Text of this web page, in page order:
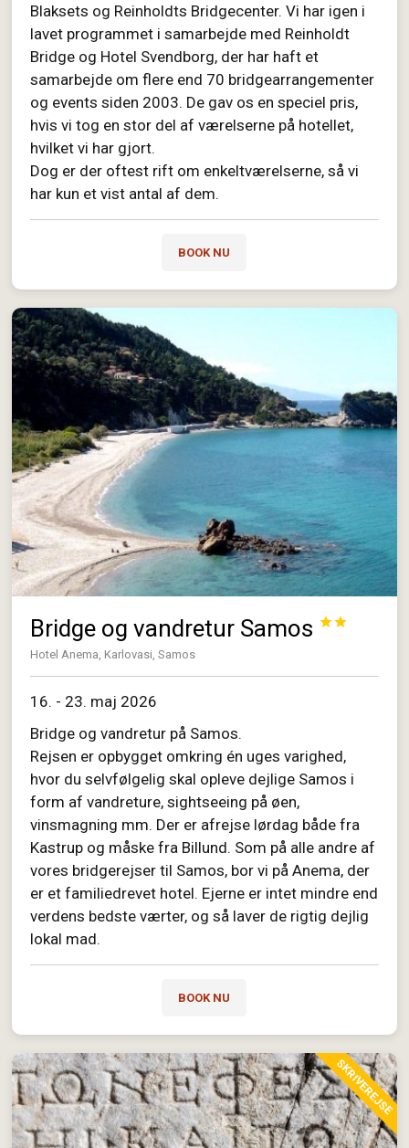
Blaksets og Reinholdts Bridgecenter. Vi har igen i
lavet programmet i samarbejde med Reinholdt
Bridge og Hotel Svendborg, der har haft et
samarbejde om flere end 70 bridgearrangementer
og events siden 2003. De gav os en speciel pris,
hvis vi tog en stor del af værelserne på hotellet,
hvilket vi har gjort.
Dog er der oftest rift om enkeltværelserne, så vi
har kun et vist antal af dem.
BOOK NU
Bridge og vandretur Samos 

Hotel Anema, Karlovasi, Samos
16. - 23. maj 2026
Bridge og vandretur på Samos.
Rejsen er opbygget omkring én uges varighed,
hvor du selvfølgelig skal opleve dejlige Samos i
form af vandreture, sightseeing på øen,
vinsmagning mm. Der er afrejse lørdag både fra
Kastrup og måske fra Billund. Som på alle andre af
vores bridgerejser til Samos, bor vi på Anema, der
er et familiedrevet hotel. Ejerne er intet mindre end
verdens bedste værter, og så laver de rigtig dejlig
lokal mad.
BOOK NU
SKRIVEREJSE